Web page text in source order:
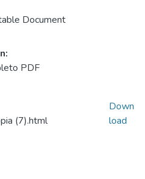
Document
PDF
(7).html
Down
load